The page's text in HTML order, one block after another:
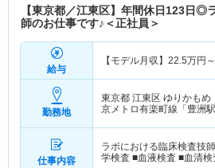
【東京都／江東区】年間休日123日◎
師のお仕事です♪＜正社員＞
給与
【モデル月収】 22.5万円～
勤務地
東京都 江東区 ゆりかもめ
京メトロ有楽町線「豊洲
仕事内容
ラボにおける臨床検査技
学検査 ■血液検査 ■血清